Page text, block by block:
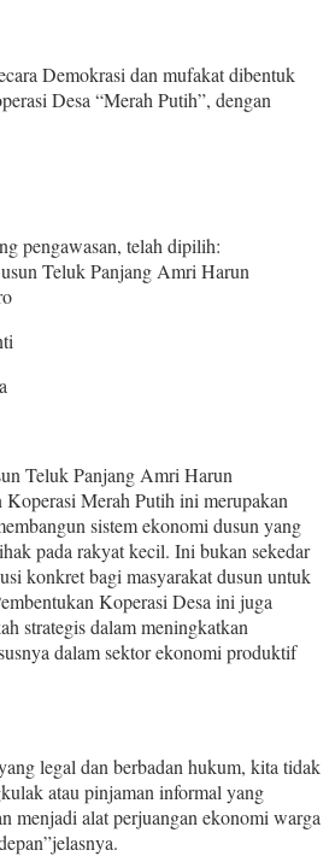
Demokrasi dan mufakat dibentuk
Desa “Merah Putih”, dengan
pengawasan, telah dipilih:
Teluk Panjang Amri Harun
Teluk Panjang Amri Harun
Koperasi Merah Putih ini merupakan
sistem ekonomi dusun yang
pada rakyat kecil. Ini bukan sekedar
konkret bagi masyarakat dusun untuk
Koperasi Desa ini juga
strategis dalam meningkatkan
dalam sektor ekonomi produktif
legal dan berbadan hukum, kita tidak
atau pinjaman informal yang
menjadi alat perjuangan ekonomi warga